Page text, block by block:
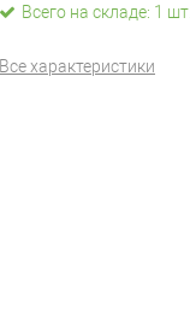
Всего на складе: 1 шт.
Все характеристики